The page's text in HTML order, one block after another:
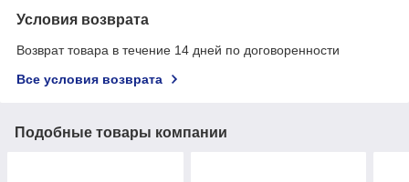
Условия возврата
Возврат товара в течение 14 дней по договоренности
Все условия возврата
Подобные товары компании